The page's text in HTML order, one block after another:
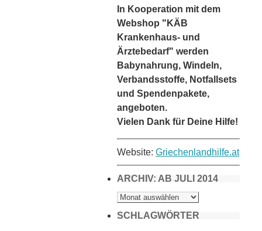
In Kooperation mit dem
Webshop "KÄB
Krankenhaus- und
Ärztebedarf" werden
Babynahrung, Windeln,
Verbandsstoffe, Notfallsets
und Spendenpakete,
angeboten.
Vielen Dank für Deine Hilfe!
Website: Griechenlandhilfe.at
ARCHIV: AB JULI 2014
ARCHIV:
AB
2014
SCHLAGWÖRTER